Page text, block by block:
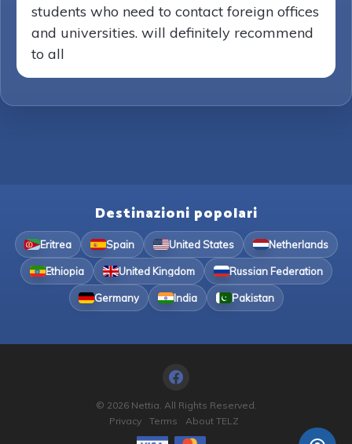
students who need to contact foreign offices
and universities. will definitely recommend
to all
Destinazioni popolari
Eritrea Spain United States Netherlands
Ethiopia United Kingdom Russian Federation
Germany India Pakistan
© 2026 Nettia. All Rights Reserved.
Privacy
Terms About TELZ